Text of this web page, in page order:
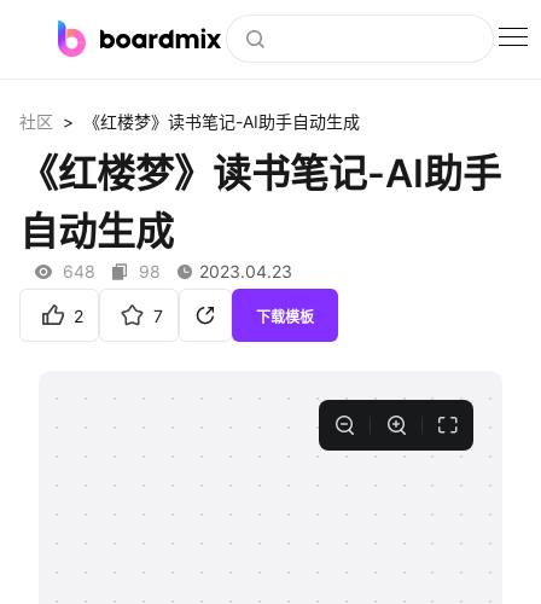
社区资源
会员
企业服务
支持
帮助中心
社区 > 《红楼梦》读书笔记-AI助手自动生成
《红楼梦》读书笔记-AI助手
自动生成
648 98 2023.04.23
2 7 下载模板